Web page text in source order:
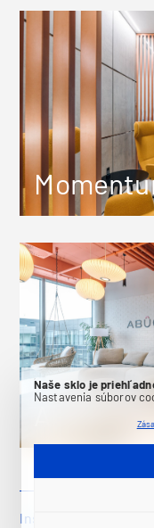
Naše sklo je
Nastavenia súborov
Instagram